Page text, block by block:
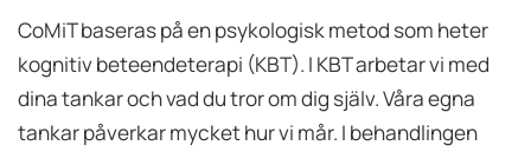
CoMiT baseras på en psykologisk metod som heter
kognitiv beteendeterapi (KBT). I KBT arbetar vi med
dina tankar och vad du tror om dig själv. Våra egna
tankar påverkar mycket hur vi mår. I behandlingen